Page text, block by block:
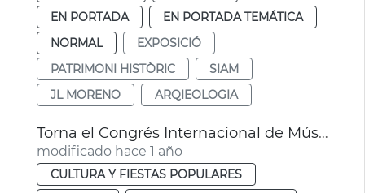
EN PORTADA
EN PORTADA TEMÁTICA
NORMAL
EXPOSICIÓ
PATRIMONI HISTÒRIC
SIAM
JL MORENO
ARQIEOLOGIA
Torna el Congrés Internacional de Música de Cinema al Palau
modificado hace 1 año
CULTURA Y FIESTAS POPULARES